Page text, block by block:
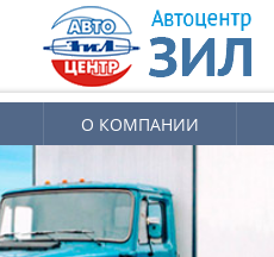
О КОМПАНИИ